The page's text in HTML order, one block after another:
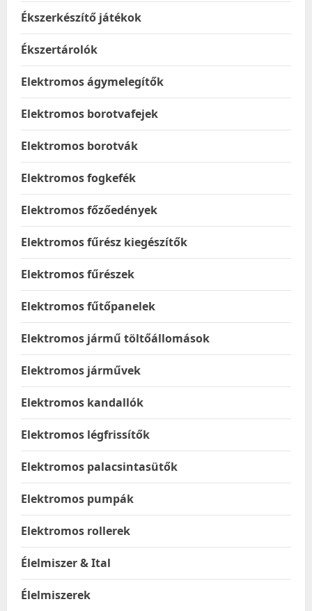
Ékszerkészítő játékok
Ékszertárolók
Elektromos ágymelegítők
Elektromos borotvafejek
Elektromos borotvák
Elektromos fogkefék
Elektromos főzőedények
Elektromos fűrész kiegészítők
Elektromos fűrészek
Elektromos fűtőpanelek
Elektromos jármű töltőállomások
Elektromos járművek
Elektromos kandallók
Elektromos légfrissítők
Elektromos palacsintasütők
Elektromos pumpák
Elektromos rollerek
Élelmiszer & Ital
Élelmiszerek